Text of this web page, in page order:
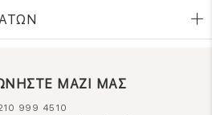
ΜΑΖΙ ΜΑΣ
999 4510